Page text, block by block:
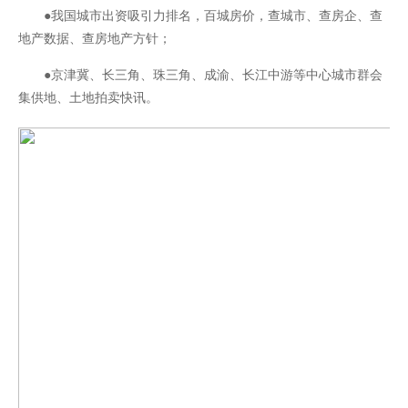
●我国城市出资吸引力排名，百城房价，查城市、查房企、查
地产数据、查房地产方针；
●京津冀、长三角、珠三角、成渝、长江中游等中心城市群会
集供地、土地拍卖快讯。